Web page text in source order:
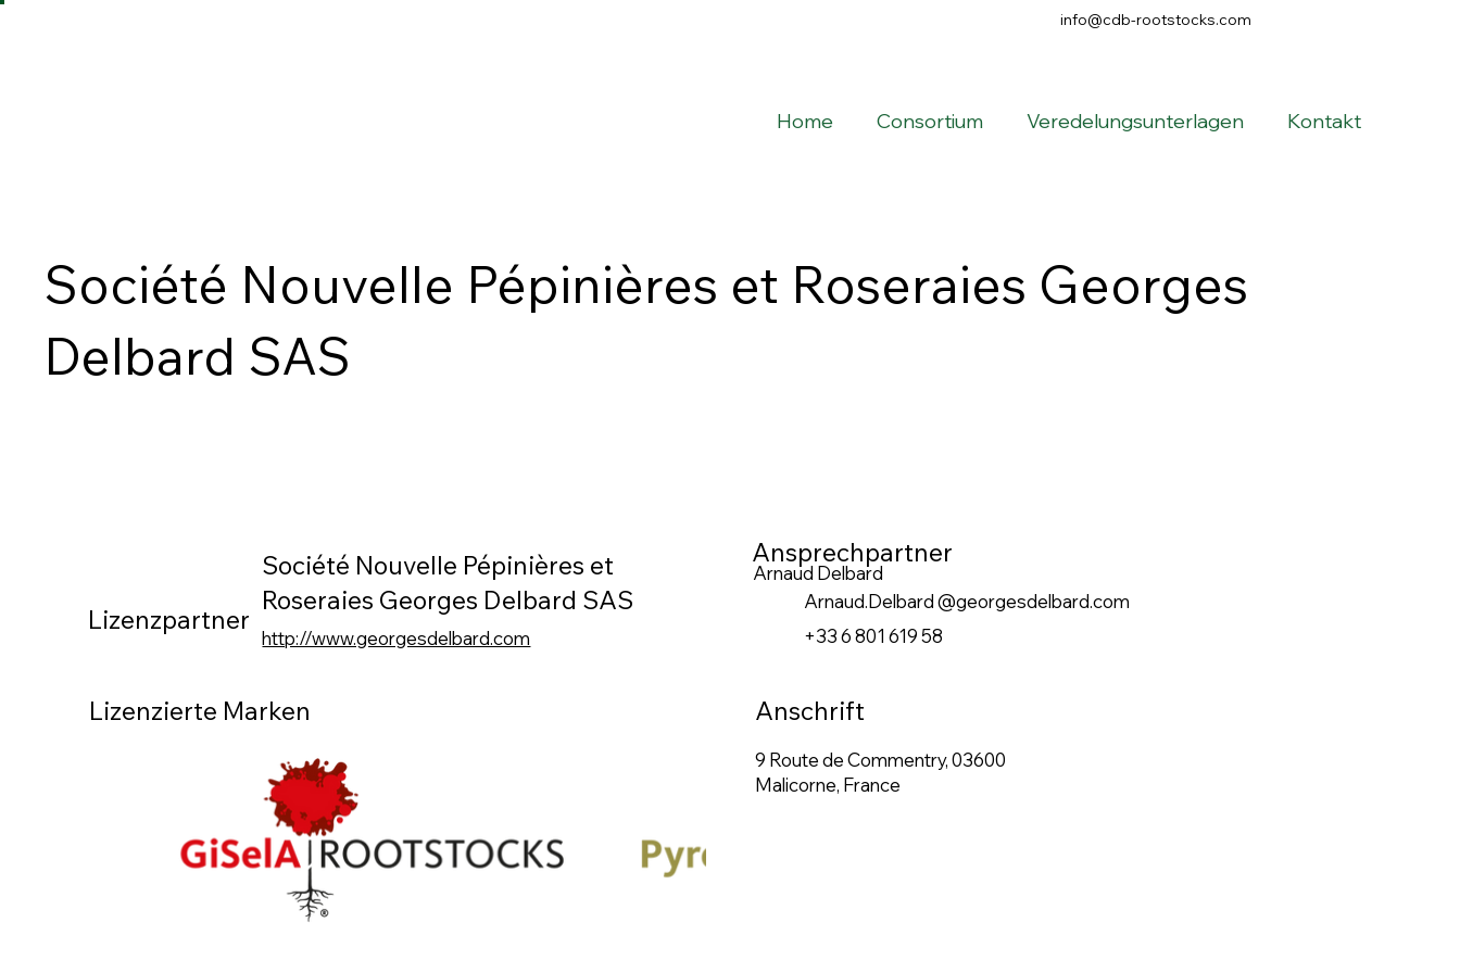
info@cdb-rootstocks.com
Home Consortium Veredelungsunterlagen Kontakt
Société Nouvelle Pépinières et Roseraies Georges
Delbard SAS
Lizenzpartner
Société Nouvelle Pépinières et
Roseraies Georges Delbard SAS
http://www.georgesdelbard.com
Lizenzierte Marken
Ansprechpartner
Arnaud Delbard
Arnaud.Delbard @georgesdelbard.com
+33 6 801 619 58
Anschrift
9 Route de Commentry, 03600
Malicorne, France